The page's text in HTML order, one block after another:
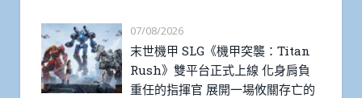
07/08/2026
末世機甲 SLG《機甲突襲：Titan
Rush》雙平台正式上線 化身肩負
重任的指揮官 展開一場攸關存亡的